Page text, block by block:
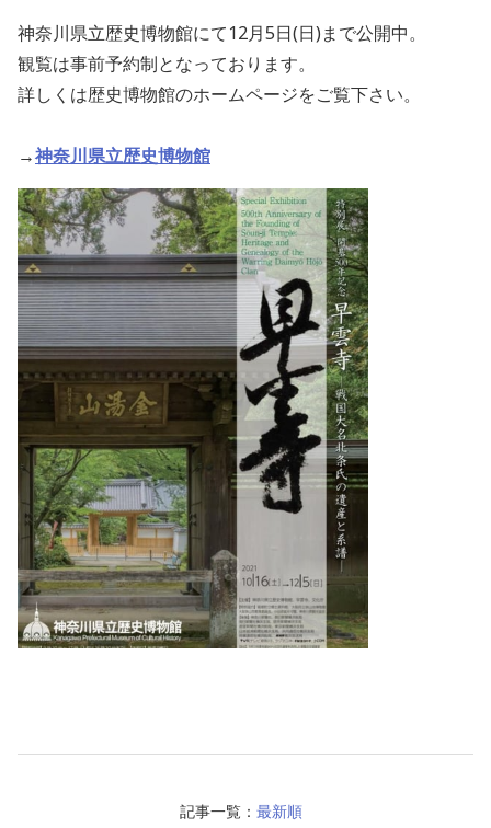
神奈川県立歴史博物館にて12月5日(日)まで公開中。
観覧は事前予約制となっております。
詳しくは歴史博物館のホームページをご覧下さい。
→神奈川県立歴史博物館
記事一覧： 最新順